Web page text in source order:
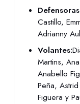
Castillo,
Adrianny
Volantes:
Martins,
Anabello
Peña,
Figuera y